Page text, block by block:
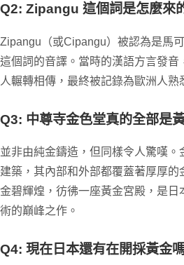
Q2: Zipangu 這個詞是怎麼來
Zipangu（或Cipangu）被認為是馬可
這個詞的音譯。當時的漢語方言發音
人輾轉相傳，最終被記錄為歐洲人熟
Q3: 中尊寺金色堂真的全部是
並非由純金鑄造，但同樣令人驚嘆。
建築，其內部和外部都覆蓋著厚厚的
金碧輝煌，彷彿一座黃金宮殿，是日
術的巔峰之作。
Q4: 現在日本還有在開採黃金